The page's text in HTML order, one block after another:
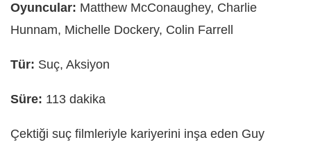
Oyuncular: Matthew McConaughey, Charlie
Hunnam, Michelle Dockery, Colin Farrell
Tür: Suç, Aksiyon
Süre: 113 dakika
Çektiği suç filmleriyle kariyerini inşa eden Guy